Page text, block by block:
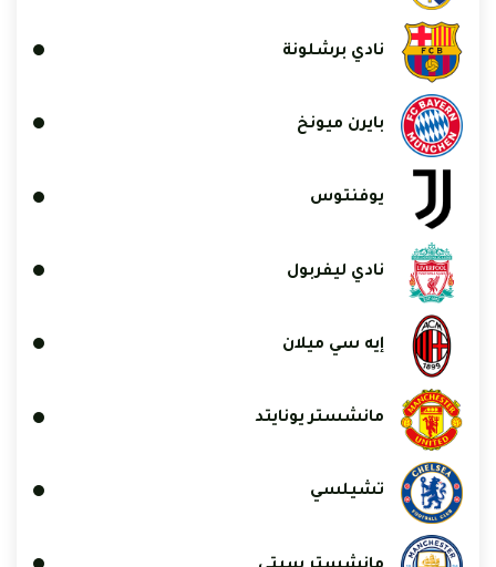
نادي برشلونة
بايرن ميونخ
يوفنتوس
نادي ليفربول
إيه سي ميلان
مانشستر يونايتد
تشيلسي